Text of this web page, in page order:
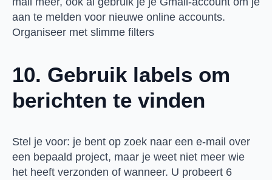
aan te melden voor nieuwe online accounts.
Organiseer met slimme filters
10. Gebruik labels om
berichten te vinden
Stel je voor: je bent op zoek naar een e-mail over
een bepaald project, maar je weet niet meer wie
het heeft verzonden of wanneer. U probeert 6